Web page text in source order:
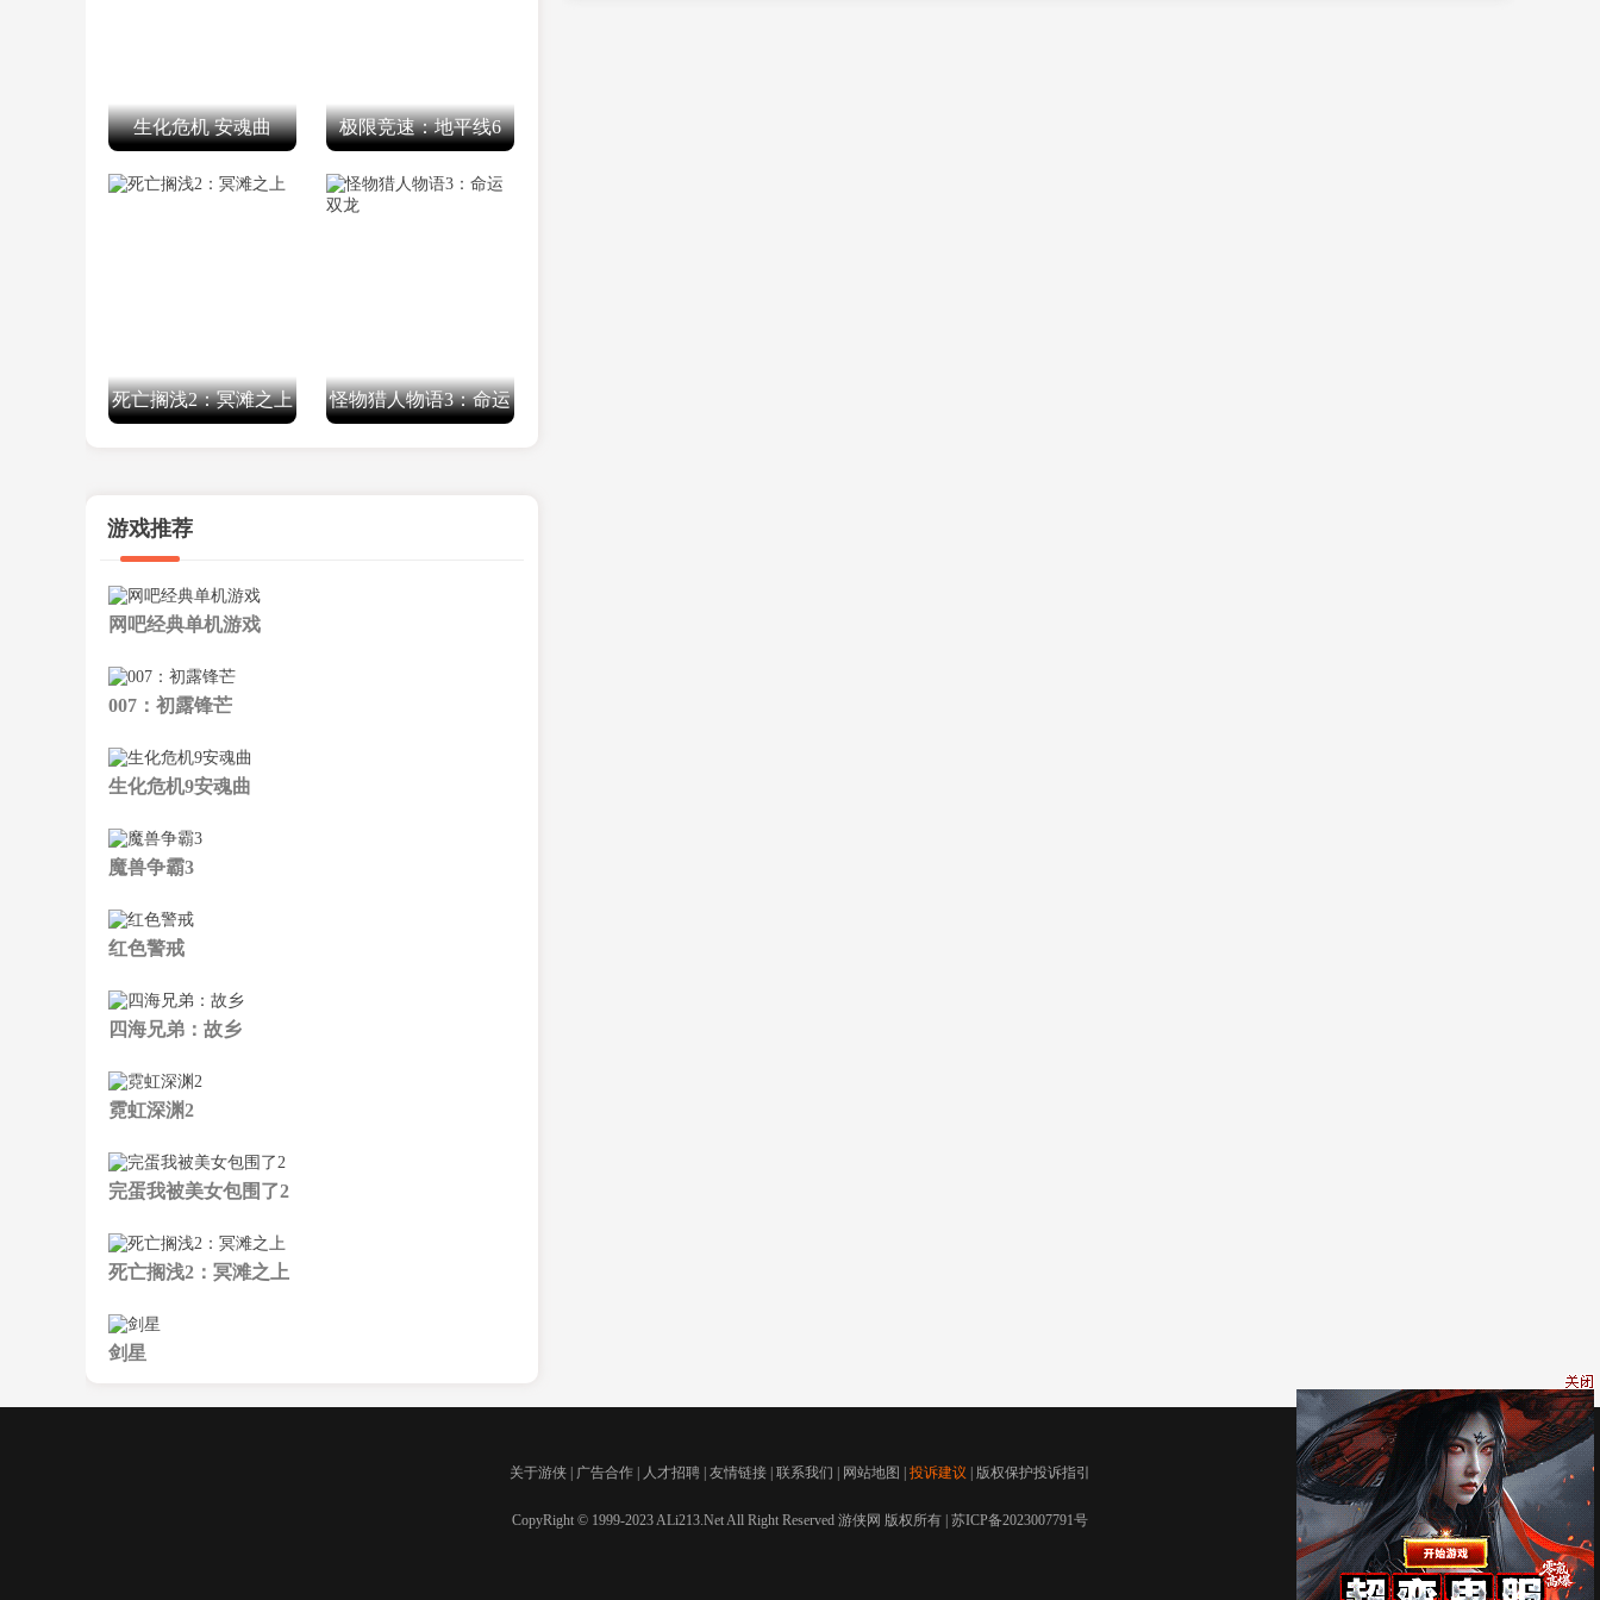
生化危机 安魂曲 极限竞速：地平线6
死亡搁浅2：冥滩之上 怪物猎人物语3：命运
游戏推荐
网吧经典单机游戏
007：初露锋芒
生化危机9安魂曲
魔兽争霸3
红色警戒
四海兄弟：故乡
霓虹深渊2
完蛋我被美女包围了2
死亡搁浅2：冥滩之上
剑星
关于游侠 广告合作 人才招聘 友情链接 联系我们 网站地图 投诉建议 版权保护投诉指引
CopyRight © 1999-2023 ALi213.Net All Right Reserved 游侠网 版权所有 | 苏ICP备2023007791号